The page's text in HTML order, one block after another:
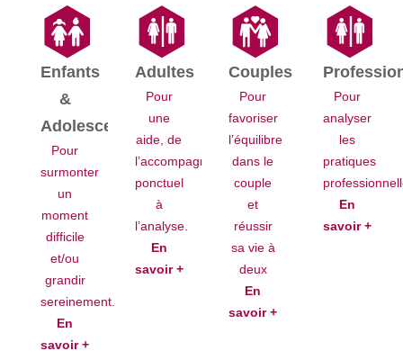
Enfants
&
Adolescents
Pour
surmonter
un
moment
difficile
et/ou
grandir
sereinement.
En
savoir +
Adultes
Pour
une
aide, de
l’accompagnement
ponctuel
à
l’analyse.
En
savoir +
Couples
Pour
favoriser
l’équilibre
dans le
couple
et
réussir
sa vie à
deux
En
savoir +
Pour
analyser
les
pratiques
En
savoir +